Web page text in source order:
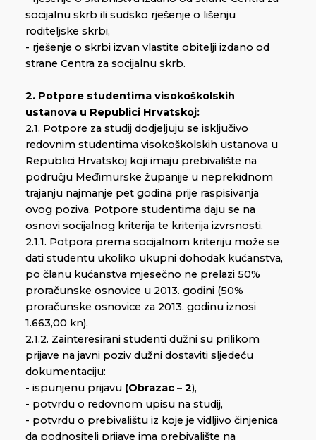
socijalnu skrb ili sudsko rješenje o lišenju
roditeljske skrbi,
- rješenje o skrbi izvan vlastite obitelji izdano od
strane Centra za socijalnu skrb.
2. Potpore studentima visokoškolskih
ustanova u Republici Hrvatskoj:
2.1. Potpore za studij dodjeljuju se isključivo
redovnim studentima visokoškolskih ustanova u
Republici Hrvatskoj koji imaju prebivalište na
području Međimurske županije u neprekidnom
trajanju najmanje pet godina prije raspisivanja
ovog poziva. Potpore studentima daju se na
osnovi socijalnog kriterija te kriterija izvrsnosti.
2.1.1. Potpora prema socijalnom kriteriju može se
dati studentu ukoliko ukupni dohodak kućanstva,
po članu kućanstva mjesečno ne prelazi 50%
proračunske osnovice u 2013. godini (50%
proračunske osnovice za 2013. godinu iznosi
1.663,00 kn).
2.1.2. Zainteresirani studenti dužni su prilikom
prijave na javni poziv dužni dostaviti sljedeću
dokumentaciju:
- ispunjenu prijavu (Obrazac – 2),
- potvrdu o redovnom upisu na studij,
- potvrdu o prebivalištu iz koje je vidljivo činjenica
da podnositelj prijave ima prebivalište na